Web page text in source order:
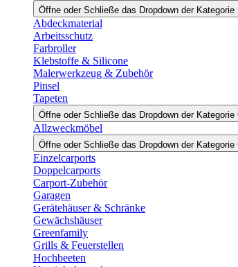
Öffne oder Schließe das Dropdown der Kategorie
Abdeckmaterial
Arbeitsschutz
Farbroller
Klebstoffe & Silicone
Malerwerkzeug & Zubehör
Pinsel
Tapeten
Öffne oder Schließe das Dropdown der Kategorie
Allzweckmöbel
Öffne oder Schließe das Dropdown der Kategorie
Einzelcarports
Doppelcarports
Carport-Zubehör
Garagen
Gerätehäuser & Schränke
Gewächshäuser
Greenfamily
Grills & Feuerstellen
Hochbeeten